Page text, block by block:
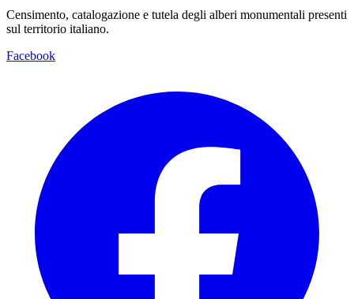
Censimento, catalogazione e tutela degli alberi monumentali presenti
sul territorio italiano.
Facebook